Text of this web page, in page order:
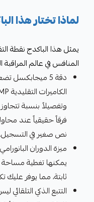
لماذا تختار هذا
يمثل هذا الباكدج نقطة
المنافس في عالم المراقبة
دقة 5 ميجابكسل
فرقاً حقيقياً عند
نص صغير في التسجيل.
يمكنها تغطية مساحة
ثابتة، مما يوفر عليك
التتبع الذكي